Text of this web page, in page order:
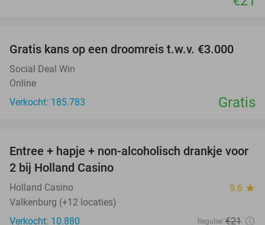
Gratis kans op een droomreis t.w.v. €3.000
Social Deal Win
Online
Verkocht: 185.783
Gratis
52%
Entree + hapje + non-alcoholisch drankje voor
2 bij Holland Casino
Holland Casino 9.6 star
Valkenburg (+12 locaties)
Verkocht: 10.880
Regulier €21